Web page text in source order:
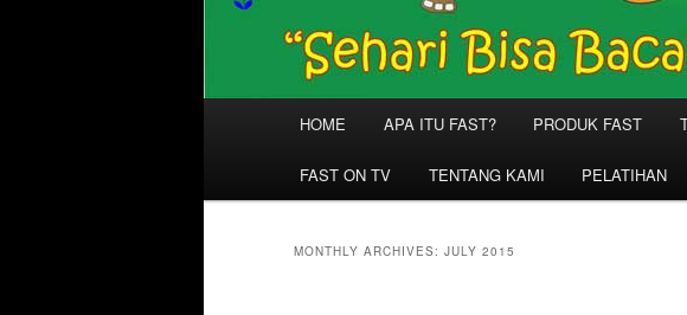
HOME APA ITU FAST? PRODUK FAST
FAST ON TV TENTANG KAMI PELATIHAN
MONTHLY ARCHIVES: JULY 2015